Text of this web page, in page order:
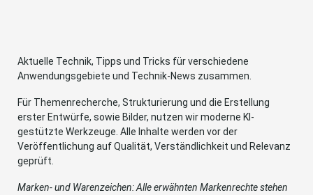
Aktuelle Technik, Tipps und Tricks für verschiedene
Anwendungsgebiete und Technik-News zusammen.
Für Themenrecherche, Strukturierung und die Erstellung
erster Entwürfe, sowie Bilder, nutzen wir moderne KI-
gestützte Werkzeuge. Alle Inhalte werden vor der
Veröffentlichung auf Qualität, Verständlichkeit und Relevanz
geprüft.
Marken- und Warenzeichen: Alle erwähnten Markenrechte stehen